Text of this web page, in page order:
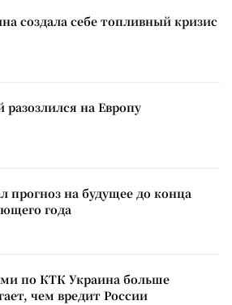
создала себе топливный кризис
разозлился на Европу
прогноз на будущее до конца
года
по КТК Украина больше
чем вредит России